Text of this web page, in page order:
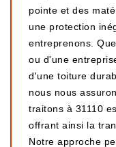
pointe et des
une protection
entreprenons.
ou d'une
d'une toiture
nous nous
traitons à 31110
offrant ainsi la
Notre approche